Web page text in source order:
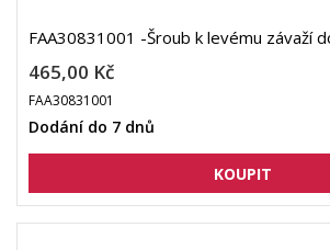
FAA30831001 -Šroub k levému závaží
465,00 Kč
FAA30831001
Dodání do 7 dnů